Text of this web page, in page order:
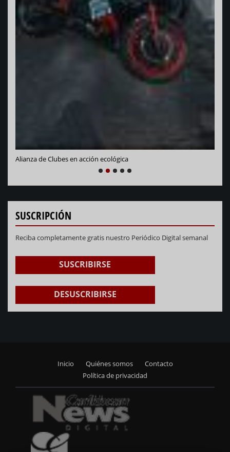
Alianza de Clubes en acción ecológica
PREVIOUS
SUSCRIPCIÓN
Reciba completamente gratis nuestro Periódico Digital semanal
SUSCRIBIRSE
DESUSCRIBIRSE
menu
Inicio Quiénes somos
Contacto
Política de privacidad